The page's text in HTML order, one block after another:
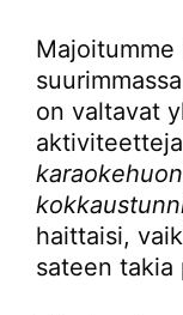
Majoitumme
on valtavat
aktiviteetteja
haittaisi,
sateen takia